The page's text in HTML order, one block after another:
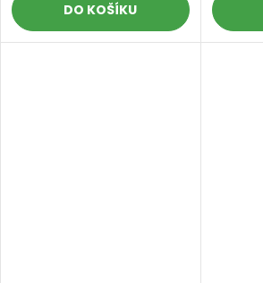
DO KOŠÍKU